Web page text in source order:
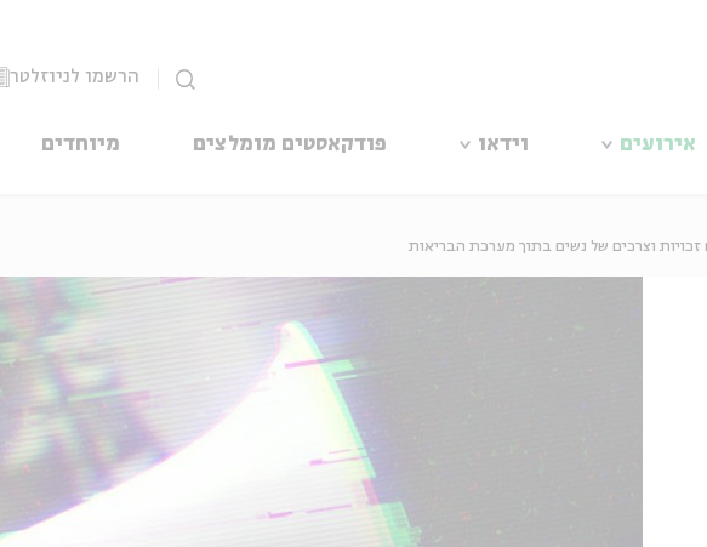
הרשמו לניוזלטר
אירועים וידאו פודקאסטים מומלצים מיוחדים
וצרכים של נשים בתוך מערכת הבריאות